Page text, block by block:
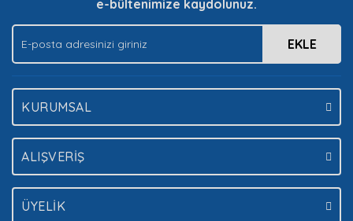
e-bültenimize kaydolunuz.
EKLE
KURUMSAL
ALIŞVERİŞ
ÜYELİK